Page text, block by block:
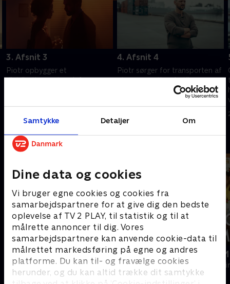
Samtykke Detaljer Om
Dine data og cookies
Vi bruger egne cookies og cookies fra
samarbejdspartnere for at give dig den bedste
oplevelse af TV 2 PLAY, til statistik og til at
målrette annoncer til dig. Vores
samarbejdspartnere kan anvende cookie-data til
målrettet markedsføring på egne og andres
platforme. Du kan til- og fravælge cookies
herunder, og du kan altid trække dit samtykke
3. Afsnit 3
Piotr opbygger et
distributionsnetværk for
mislykkes, er hun nødt til at
indgå en aftale med Moro.
4. Afsnit 4
Piotr sørger for transporten af
et prøveparti narkotika.
Situationen løber hurtigt løbsk,
og Moro synker dybere ned i
den kriminelle underverden.
Andre så også
The Hunting Party
Krimi & Spænding • 2 sæsoner
Mordene i
Krimi &